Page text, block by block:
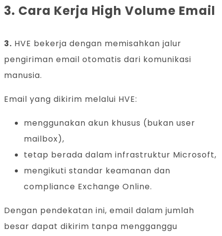
3. Cara Kerja High Volume Email
3. HVE bekerja dengan memisahkan jalur
pengiriman email otomatis dari komunikasi
manusia.
Email yang dikirim melalui HVE:
menggunakan akun khusus (bukan user
mailbox),
tetap berada dalam infrastruktur Microsoft,
mengikuti standar keamanan dan
compliance Exchange Online.
Dengan pendekatan ini, email dalam jumlah
besar dapat dikirim tanpa mengganggu